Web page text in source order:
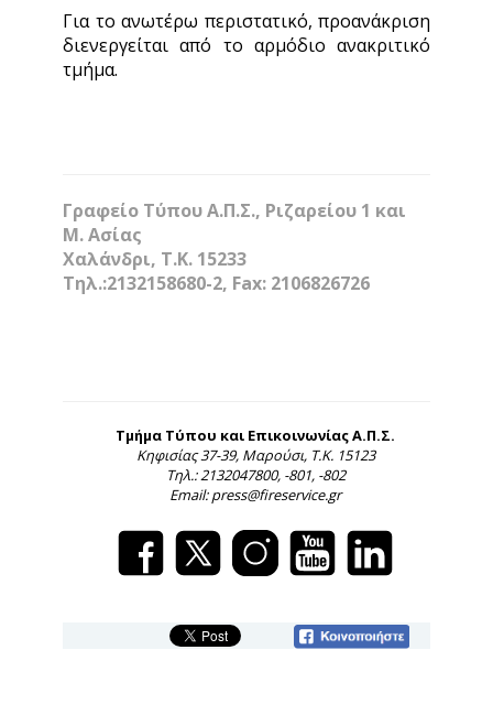
Για το ανωτέρω περιστατικό, προανάκριση
διενεργείται από το αρμόδιο ανακριτικό
τμήμα.
Γραφείο Τύπου Α.Π.Σ., Ριζαρείου 1 και
Μ. Ασίας
Χαλάνδρι, Τ.Κ. 15233
Τηλ.:2132158680-2, Fax: 2106826726
Τμήμα Τύπου και Επικοινωνίας Α.Π.Σ.
Κηφισίας 37-39, Μαρούσι, Τ.Κ. 15123
Τηλ.: 2132047800, -801, -802
Email: press@fireservice.gr